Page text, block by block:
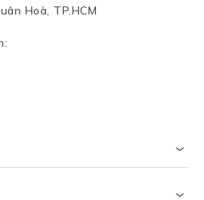
Hoà, TP.HCM
: